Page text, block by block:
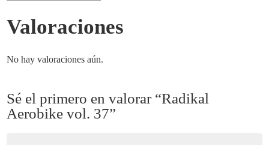
Valoraciones
No hay valoraciones aún.
Sé el primero en valorar “Radikal
Aerobike vol. 37”